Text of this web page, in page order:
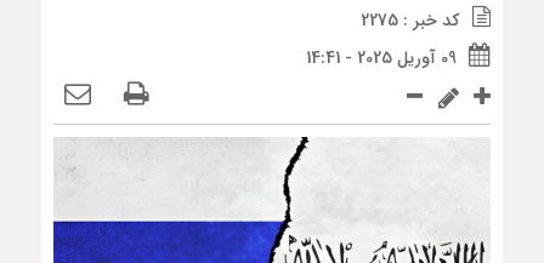
کد خبر : 2275
09 آوریل 2025 - 14:41